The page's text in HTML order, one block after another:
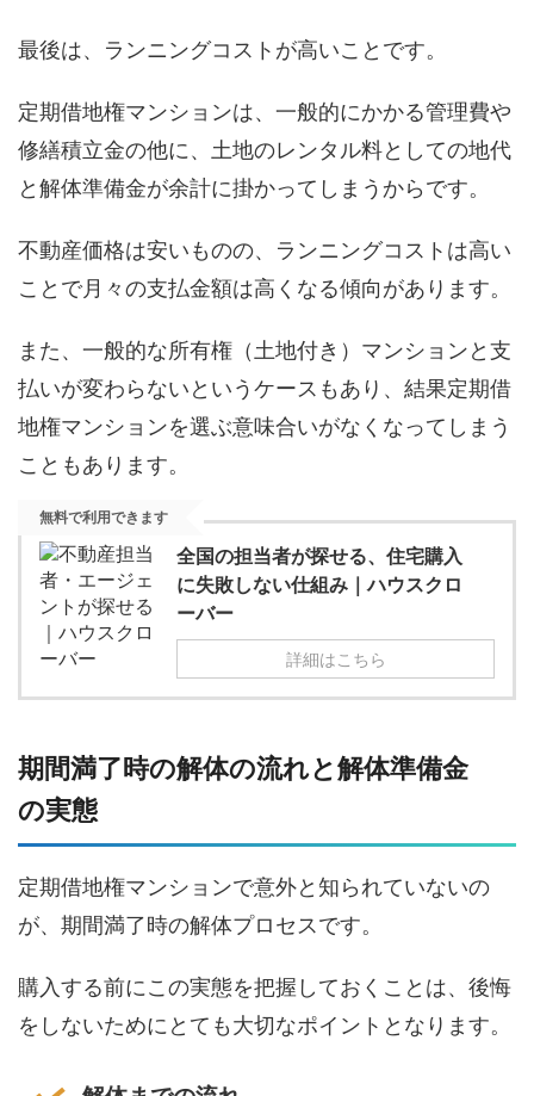
最後は、ランニングコストが高いことです。
定期借地権マンションは、一般的にかかる管理費や
修繕積立金の他に、土地のレンタル料としての地代
と解体準備金が余計に掛かってしまうからです。
不動産価格は安いものの、ランニングコストは高い
ことで月々の支払金額は高くなる傾向があります。
また、一般的な所有権（土地付き）マンションと支
払いが変わらないというケースもあり、結果定期借
地権マンションを選ぶ意味合いがなくなってしまう
こともあります。
無料で利用できます
全国の担当者が探せる、住宅購入
に失敗しない仕組み｜ハウスクロ
ーバー
詳細はこちら
期間満了時の解体の流れと解体準備金
の実態
定期借地権マンションで意外と知られていないの
が、期間満了時の解体プロセスです。
購入する前にこの実態を把握しておくことは、後悔
をしないためにとても大切なポイントとなります。